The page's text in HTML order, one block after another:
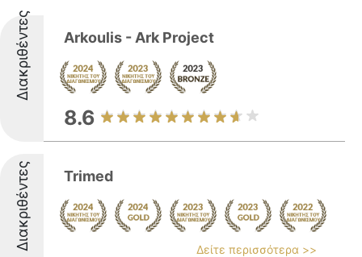
Διακριθέντες Arkoulis - Ark Project
8.6
Διακριθέντες Trimed
Δείτε περισσότερα >>